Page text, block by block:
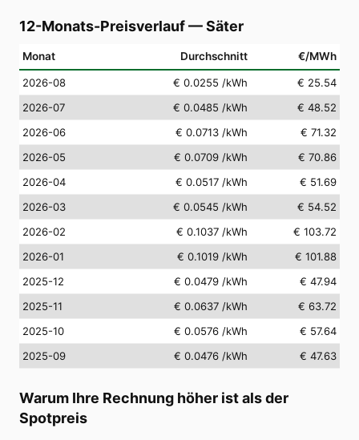
12-Monats-Preisverlauf—Säter
Monat Durchschnitt €/MWh
2026-08 € 0.0255 /kWh
€ 25.54
2026-07
€ 0.0485 /kWh
€ 48.52
2026-06
€ 0.0713 /kWh
€ 71.32
2026-05
€ 0.0709 /kWh
€ 70.86
2026-04
€ 0.0517 /kWh
€ 51.69
2026-03
€ 0.0545 /kWh
€ 54.52
2026-02
€ 0.1037 /kWh
€ 103.72
2026-01
€ 0.1019 /kWh
€ 101.88
2025-12
€ 0.0479 /kWh
€ 47.94
2025-11
€ 0.0637 /kWh
€ 63.72
2025-10
€ 0.0576 /kWh
€ 57.64
2025-09
€ 0.0476 /kWh € 47.63
Warum Ihre Rechnung höher ist als der
Spotpreis